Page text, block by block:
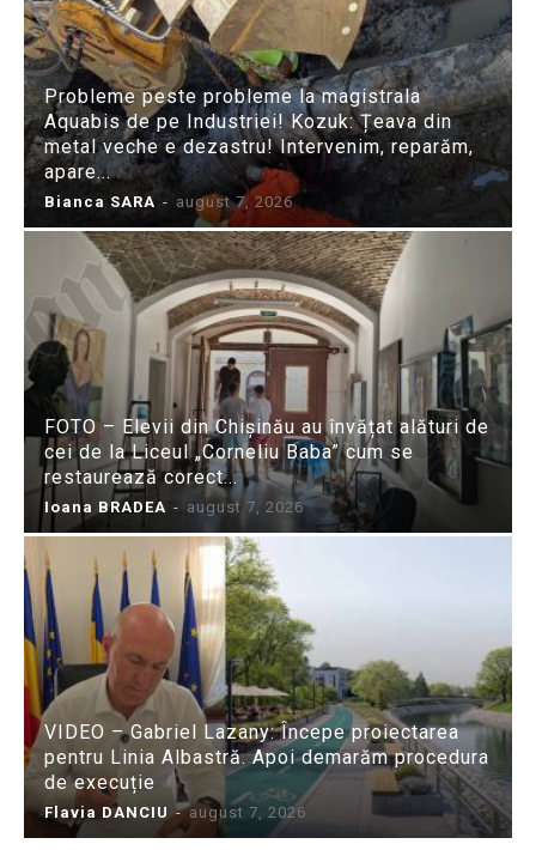
Probleme peste probleme la magistrala
Aquabis de pe Industriei! Kozuk: Țeava din
metal veche e dezastru! Intervenim, reparăm,
apare...
Bianca SARA - august 7, 2026
FOTO – Elevii din Chișinău au învățat alături de
cei de la Liceul „Corneliu Baba” cum se
restaurează corect...
Ioana BRADEA - august 7, 2026
VIDEO – Gabriel Lazany: Începe proiectarea
pentru Linia Albastră. Apoi demarăm procedura
de execuție
Flavia DANCIU - august 7, 2026